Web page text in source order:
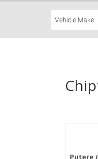
Putere